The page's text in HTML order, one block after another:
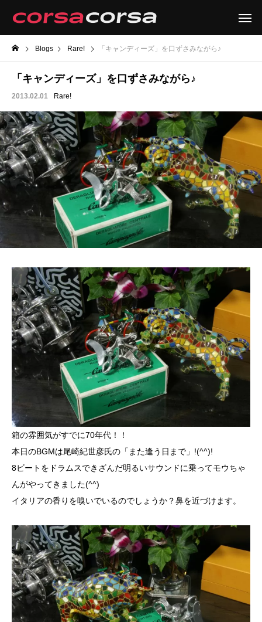
Blogs Rare! 「キャンディーズ」を口ずさみながら♪
「キャンディーズ」を口ずさみながら♪
2013.02.01 Rare!
箱の雰囲気がすでに70年代！！
本日のBGMは尾崎紀世彦氏の「また逢う日まで」!(^^)!
8ビートをドラムスできざんだ明るいサウンドに乗ってモウちゃ
んがやってきました(^^)
イタリアの香りを嗅いでいるのでしょうか？鼻を近づけます。